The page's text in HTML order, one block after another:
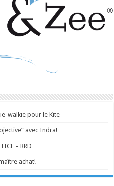
walkie pour le Kite
avec Indra!
– RRD
achat!